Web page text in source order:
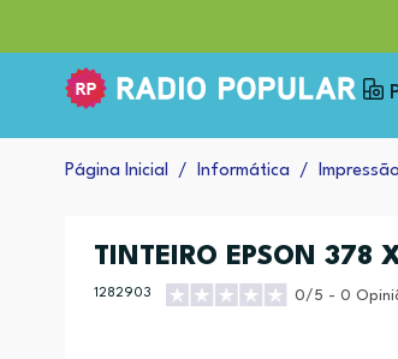
Página Inicial Informática Impressão
TINTEIRO EPSON 378
1282903 0/5 - 0